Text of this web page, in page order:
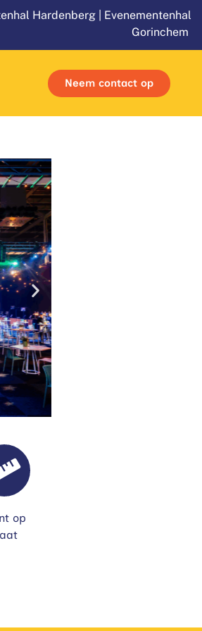
Hardenberg
Evenementenhal
Gorinchem
Neem contact op
op